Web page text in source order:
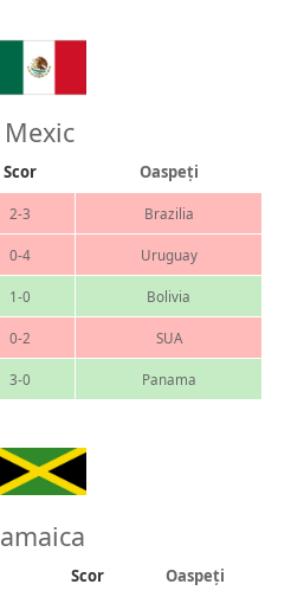
Mexic
Scor Oaspeți
2-3 Brazilia
0-4 Uruguay
1-0 Bolivia
0-2 SUA
3-0 Panama
Scor Oaspeți